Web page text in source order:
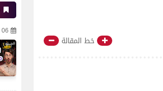
خط المقالة
06 مارس 2026